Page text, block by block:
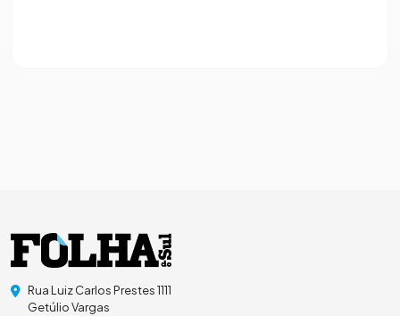
Rua Luiz Carlos Prestes 1111
Getúlio Vargas